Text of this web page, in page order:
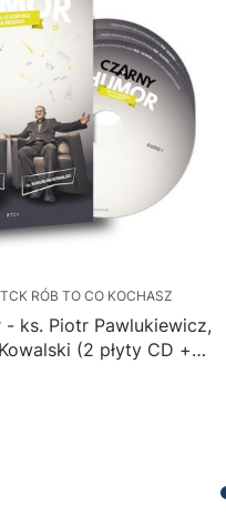
RÓB TO CO KOCHASZ
- ks. Piotr Pawlukiewicz,
(2 płyty CD +